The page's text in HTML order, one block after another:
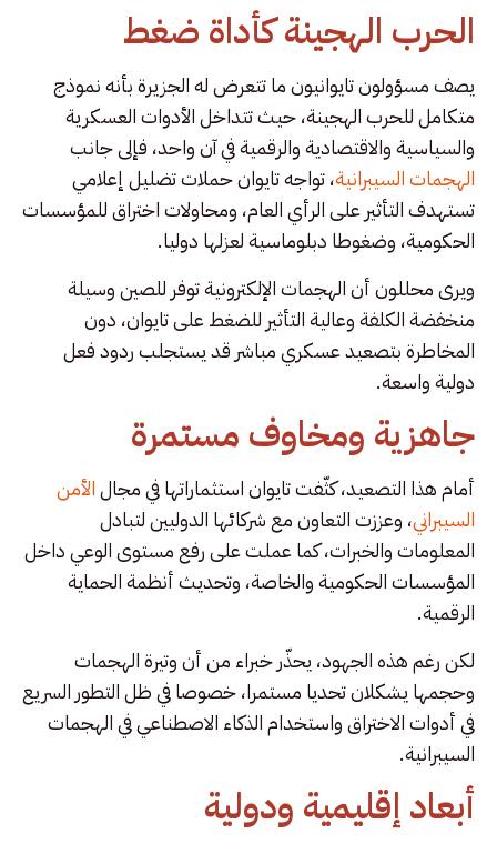
الحرب الهجينة كأداة ضغط
يصف مسؤولون تايوانيون ما تتعرض له الجزيرة بأنه نموذج
متكامل للحرب الهجينة، حيث تتداخل الأدوات العسكرية
والسياسية والاقتصادية والرقمية في آن واحد، فإلى جانب
الهجمات السيبرانية، تواجه تايوان حملات تضليل إعلامي
تستهدف التأثير على الرأي العام، ومحاولات اختراق للمؤسسات
الحكومية، وضغوطا دبلوماسية لعزلها دوليا.
ويرى محللون أن الهجمات الإلكترونية توفر للصين وسيلة
منخفضة الكلفة وعالية التأثير للضغط على تايوان، دون
المخاطرة بتصعيد عسكري مباشر قد يستجلب ردود فعل
دولية واسعة.
جاهزية ومخاوف مستمرة
أمام هذا التصعيد، كثّفت تايوان استثماراتها في مجالالأمن
السيبراني، وعززت التعاون مع شركائها الدوليين لتبادل
المعلومات والخبرات، كما عملت على رفع مستوى الوعي داخل
المؤسسات الحكومية والخاصة، وتحديث أنظمة الحماية
الرقمية.
لكن رغم هذه الجهود، يحذّر خبراء من أن وتيرة الهجمات
وحجمها يشكلان تحديا مستمرا، خصوصا في ظل التطور السريع
في أدوات الاختراق واستخدام الذكاء الاصطناعي في الهجمات
السيبرانية.
أبعاد إقليمية ودولية